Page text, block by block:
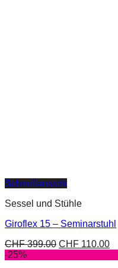
Schnellansicht
Sessel und Stühle
Giroflex 15 – Seminarstuhl
CHF399.00 CHF 110.00
-25%